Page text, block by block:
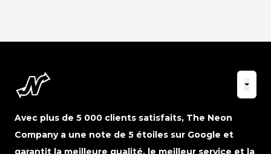
Avec plus de 5 000 clients satisfaits, The Neon
Company a une note de 5 étoiles sur Google et
garantit la meilleure qualité, le meilleur service et la